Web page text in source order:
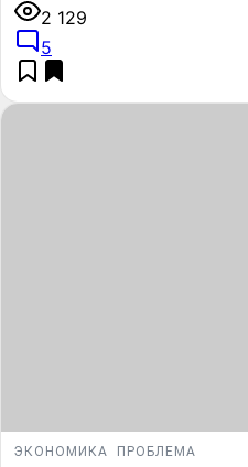
2 129
5
ЭКОНОМИКА ПРОБЛЕМА